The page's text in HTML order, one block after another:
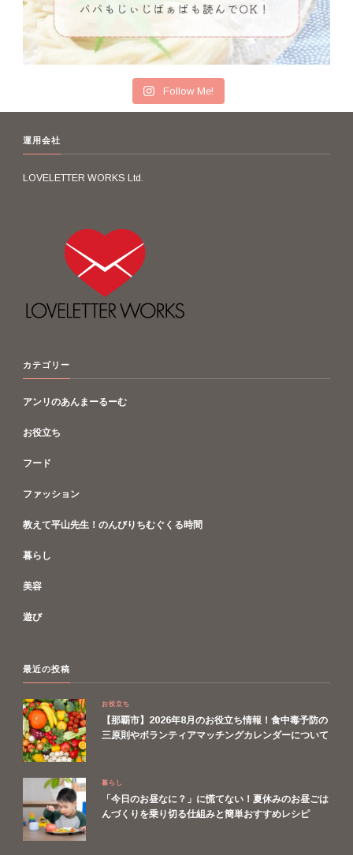
Follow Me!
運用会社
LOVELETTER WORKS Ltd.
カテゴリー
アンリのあんまーるーむ
お役立ち
フード
ファッション
教えて平山先生！のんびりちむぐくる時間
暮らし
美容
遊び
最近の投稿
お役立ち
【那覇市】2026年8月のお役立ち情報！食中毒予防の
三原則やボランティアマッチングカレンダーについて
暮らし
「今日のお昼なに？」に慌てない！夏休みのお昼ごは
んづくりを乗り切る仕組みと簡単おすすめレシピ